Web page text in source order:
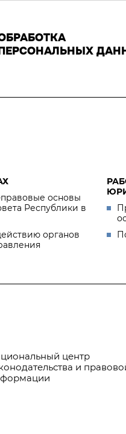
основы
Республики в
органов
центр
и